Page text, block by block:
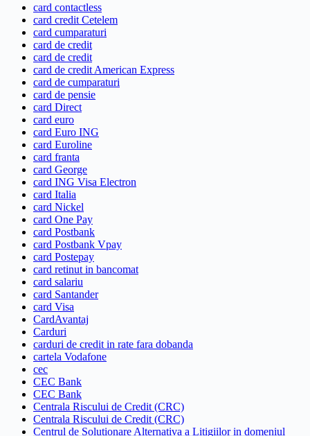
card contactless
card credit Cetelem
card cumparaturi
card de credit
card de credit
card de credit American Express
card de cumparaturi
card de pensie
card Direct
card euro
card Euro ING
card Euroline
card franta
card George
card ING Visa Electron
card Italia
card Nickel
card One Pay
card Postbank
card Postbank Vpay
card Postepay
card retinut in bancomat
card salariu
card Santander
card Visa
CardAvantaj
Carduri
carduri de credit in rate fara dobanda
cartela Vodafone
cec
CEC Bank
CEC Bank
Centrala Riscului de Credit (CRC)
Centrala Riscului de Credit (CRC)
Centrul de Solutionare Alternativa a Litigiilor in domeniul